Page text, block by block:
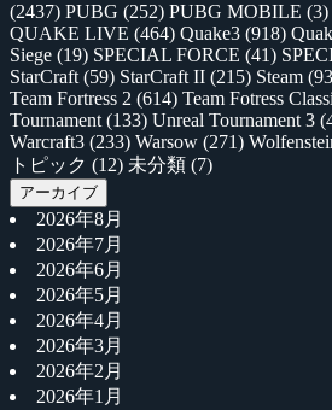
(2437) PUBG (252) PUBG MOBILE (3)
QUAKE LIVE (464) Quake3 (918)
Siege (19) SPECIAL FORCE (41)
StarCraft (59) StarCraft II (215) Steam
Team Fortress 2 (614) Team Fotress
Tournament (133) Unreal Tournament 3
Warcraft3 (233) Warsow (271)
トピック (12) 未分類 (7)
アーカイブ
2026年8月
2026年7月
2026年6月
2026年5月
2026年4月
2026年3月
2026年2月
2026年1月